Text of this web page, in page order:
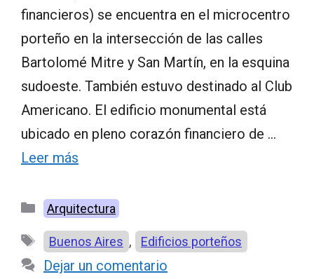
financieros) se encuentra en el microcentro
porteño en la intersección de las calles
Bartolomé Mitre y San Martín, en la esquina
sudoeste. También estuvo destinado al Club
Americano. El edificio monumental está
ubicado en pleno corazón financiero de …
Leer más
Categorías
Arquitectura
Etiquetas
Buenos Aires , Edificios porteños
Dejar un comentario